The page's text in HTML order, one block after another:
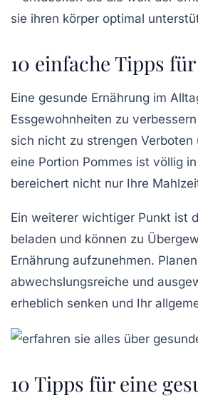
10 einfache Tipps
Eine gesunde Ernährung im
Essgewohnheiten zu
sich nicht zu strengen
eine Portion Pommes ist völlig
bereichert nicht nur Ihre
Ein weiterer wichtiger Punkt ist
beladen und können zu
Ernährung aufzunehmen.
abwechslungsreiche und
erheblich senken und Ihr
10 Tipps für eine